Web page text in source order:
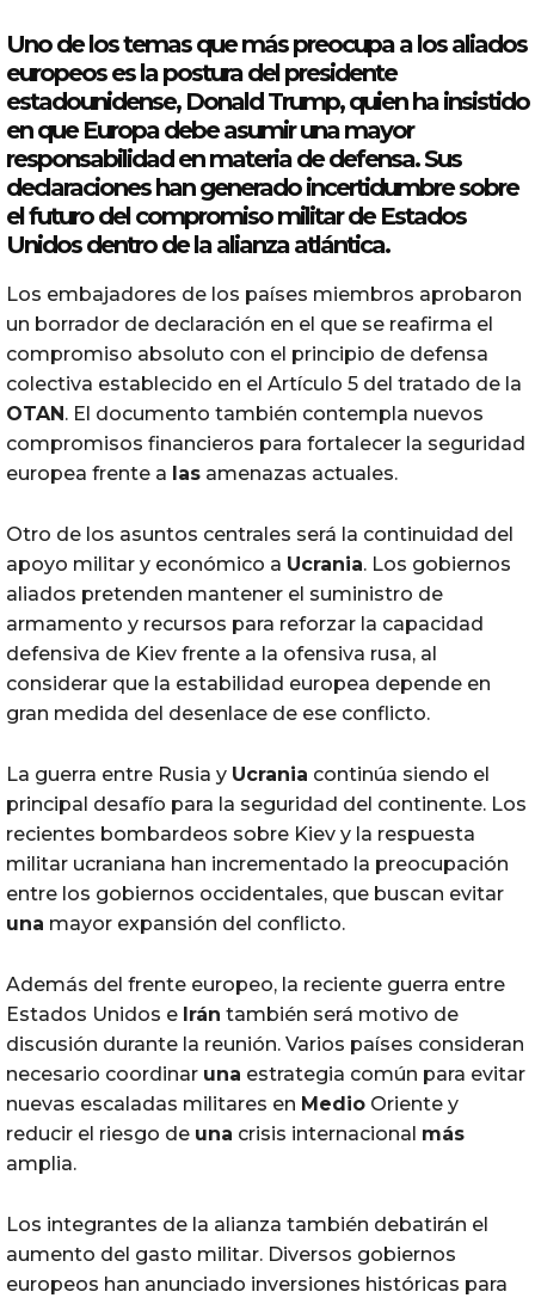
Uno de los temas quemáspreocupa a los aliados
europeos es la postura del presidente
estadounidense, Donald Trump, quien ha insistido
en que Europa debe asumirunamayor
responsabilidad en materia de defensa.Sus
declaraciones han generado incertidumbre sobre
el futuro del compromiso militar de Estados
Unidos dentro de la alianza atlántica.
Los embajadores de los países miembros aprobaron
un borrador de declaración en el que se reafirma el
compromiso absoluto con el principio de defensa
colectiva establecido en el Artículo 5 del tratado de la
OTAN. El documento también contempla nuevos
compromisos financieros para fortalecer la seguridad
europea frente a las amenazas actuales.
Otro de los asuntos centrales será la continuidad del
apoyo militar y económico a Ucrania. Los gobiernos
aliados pretenden mantener el suministro de
armamento y recursos para reforzar la capacidad
defensiva de Kiev frente a la ofensiva rusa, al
considerar que la estabilidad europea depende en
gran medida del desenlace de ese conflicto.
La guerra entre Rusia y Ucrania continúa siendo el
principal desafío para la seguridad del continente. Los
recientes bombardeos sobre Kiev y la respuesta
militar ucraniana han incrementado la preocupación
entre los gobiernos occidentales, que buscan evitar
una mayor expansión del conflicto.
Además del frente europeo, la reciente guerra entre
Estados Unidos e Irán también será motivo de
discusión durante la reunión. Varios países consideran
necesario coordinar una estrategia común para evitar
nuevas escaladas militares en Medio Oriente y
reducir el riesgo de una crisis internacional más
amplia.
Los integrantes de la alianza también debatirán el
aumento del gasto militar. Diversos gobiernos
europeos han anunciado inversiones históricas para